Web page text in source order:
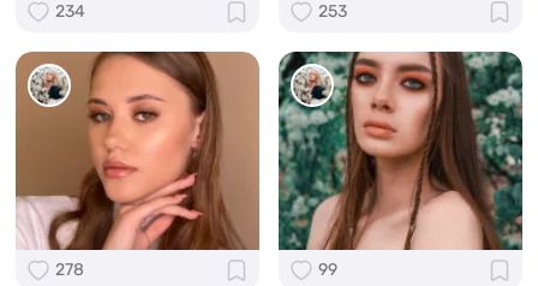
234 253
278 99